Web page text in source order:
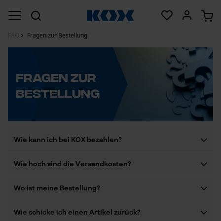
Fragen zur Bestellung
Fragen zur
Bestellung
Wie kann ich bei KOX bezahlen?
Paypal
Wie hoch sind die Versandkosten?
Wo ist meine Bestellung?
Wie schicke ich einen Artikel zurück?